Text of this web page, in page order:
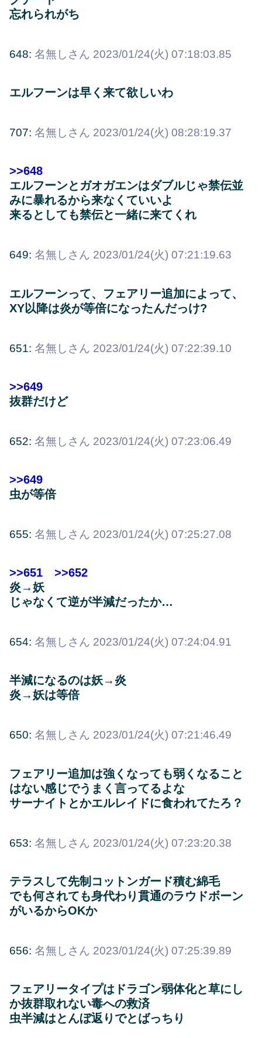
忘れられがち
648: 名無しさん 2023/01/24(火) 07:18:03.85
エルフーンは早く来て欲しいわ
707: 名無しさん 2023/01/24(火) 08:28:19.37
>>648
エルフーンとガオガエンはダブルじゃ禁伝並
みに暴れるから来なくていいよ
来るとしても禁伝と一緒に来てくれ
649: 名無しさん 2023/01/24(火) 07:21:19.63
エルフーンって、フェアリー追加によって、
XY以降は炎が等倍になったんだっけ?
651: 名無しさん 2023/01/24(火) 07:22:39.10
>>649
抜群だけど
652: 名無しさん 2023/01/24(火) 07:23:06.49
>>649
虫が等倍
655: 名無しさん 2023/01/24(火) 07:25:27.08
>>651
>>652
炎→妖
じゃなくて逆が半減だったか…
654: 名無しさん 2023/01/24(火) 07:24:04.91
半減になるのは妖→炎
炎→妖は等倍
650: 名無しさん 2023/01/24(火) 07:21:46.49
フェアリー追加は強くなっても弱くなること
はない感じでうまく言ってるよな
サーナイトとかエルレイドに食われてたろ？
653: 名無しさん 2023/01/24(火) 07:23:20.38
テラスして先制コットンガード積む綿毛
でも何されても身代わり貫通のラウドボーン
がいるからOKか
656: 名無しさん 2023/01/24(火) 07:25:39.89
フェアリータイプはドラゴン弱体化と草にし
か抜群取れない毒への救済
虫半減はとんぼ返りでとばっちり